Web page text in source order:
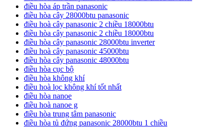
điều hòa áp trần panasonic
điều hòa cây 28000btu panasonic
điều hoà cây panasonic 2 chiều 18000btu
điều hòa cây panasonic 2 chiều 18000btu
điều hòa cây panasonic 28000btu inverter
điều hoà cây panasonic 45000btu
điều hòa cây panasonic 48000btu
điều hòa cục bộ
điều hòa không khí
điều hoà lọc không khí tốt nhất
điều hòa nanoe
điều hoà nanoe g
điều hòa trung tâm panasonic
điều hòa tủ đứng panasonic 28000btu 1 chiều